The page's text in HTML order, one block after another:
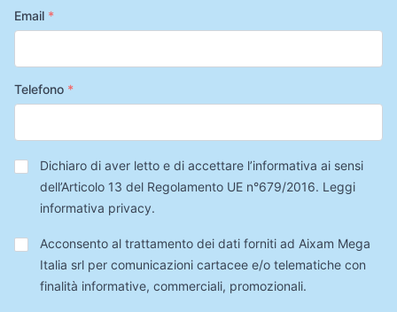
Email *
Telefono *
Privacy*
Dichiaro di aver letto e di accettare l’informativa ai sensi
dell’Articolo 13 del Regolamento UE n°679/2016. Leggi
informativa privacy.
Trattamento
Dati
Acconsento al trattamento dei dati forniti ad Aixam Mega
Italia srl per comunicazioni cartacee e/o telematiche con
finalità informative, commerciali, promozionali.